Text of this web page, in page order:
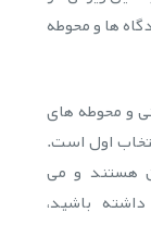
ها و محوطه
و محوطه های
اول است.
هستند و می
باشید،